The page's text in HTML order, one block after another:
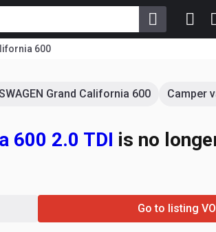
600
Grand California 600 Camper
600 2.0 TDI is no
Go to listing